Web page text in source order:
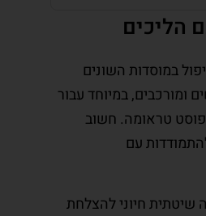
הליכים
במוסדות השונים
ומורכבים, במיוחד עבור
טראומה. חשוב
עם
שיטתית חיוני להצלחת